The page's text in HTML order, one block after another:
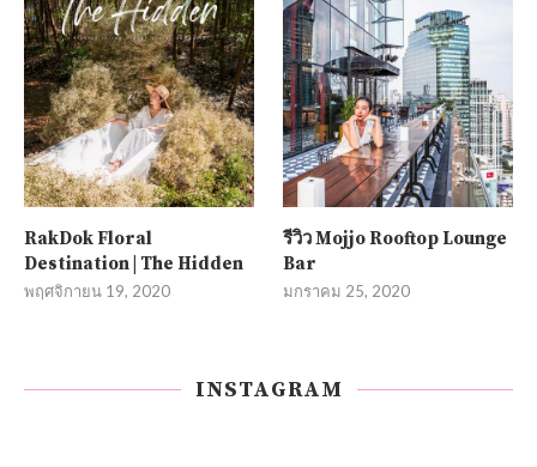
RakDok Floral
Destination | The Hidden
พฤศจิกายน 19, 2020
รีวิว Mojjo Rooftop Lounge
Bar
มกราคม 25, 2020
INSTAGRAM